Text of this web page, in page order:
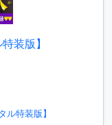
装版】
ル特装版】